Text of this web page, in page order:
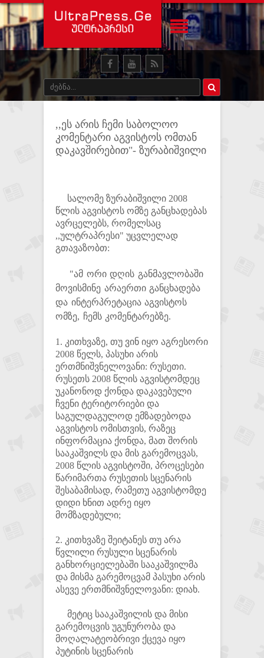
,,ეს არის ჩემი საბოლოო
კომენტარი აგვისტოს ომთან
დაკავშირებით"- ზურაბიშვილი
სალომე ზურაბიშვილი 2008
წლის აგვისტოს ომზე განცხადებას
ავრცელებს, რომელსაც
,,ულტრაპრესი" უცვლელად
გთავაზობთ:
"ამ ორი დღის განმავლობაში
მოვისმინე არაერთი განცხადება
და ინტერპრეტაცია აგვისტოს
ომზე, ჩემს კომენტარებზე.
1. კითხვაზე, თუ ვინ იყო აგრესორი
2008 წელს, პასუხი არის
ერთმნიშვნელოვანი: რუსეთი.
რუსეთს 2008 წლის აგვისტომდეც
უკანონოდ ქონდა დაკავებული
ჩვენი ტერიტორიები და
საგულდაგულოდ ემზადებოდა
აგვისტოს ომისთვის, რაზეც
ინფორმაცია ქონდა, მათ შორის
სააკაშვილს და მის გარემოცვას,
2008 წლის აგვისტოში, პროცესები
წარიმართა რუსეთის სცენარის
შესაბამისად, რამეთუ აგვისტომდე
დიდი ხნით ადრე იყო
მომზადებული;
2. კითხვაზე შეიტანეს თუ არა
წვლილი რუსული სცენარის
განხორციელებაში სააკაშვილმა
და მისმა გარემოცვამ პასუხი არის
ასევე ერთმნიშვნელოვანი: დიახ.
მეტიც სააკაშვილის და მისი
გარემოცვის უგუნურობა და
მოღალატეობრივი ქცევა იყო
პუტინის სცენარის